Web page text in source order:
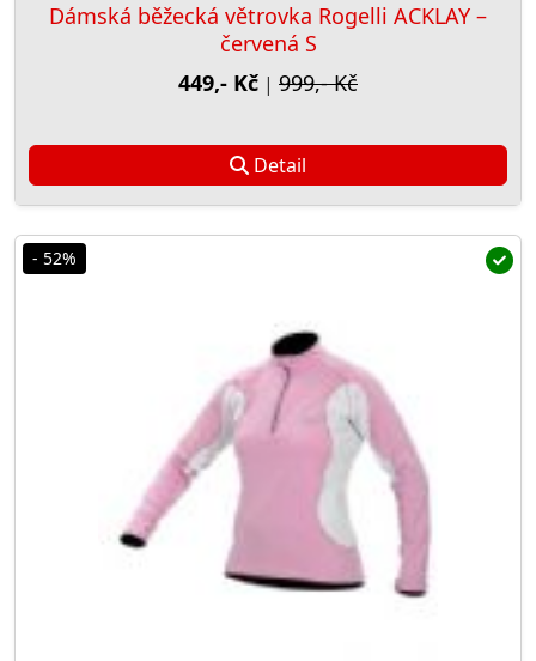
Dámská běžecká větrovka Rogelli ACKLAY –
červená S
449,- Kč | 999,- Kč
Detail
- 52%